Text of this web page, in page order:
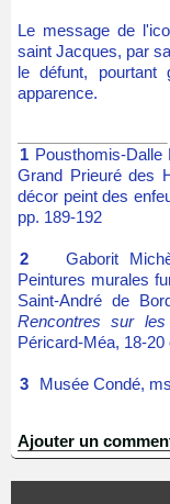
Le message de
saint Jacques, par
le défunt, pourtant
apparence.
1 Pousthomis-Dalle
Grand Prieuré des
décor peint des
pp. 189-192
2 Gaborit
Peintures murales
Saint-André de
Rencontres sur
Péricard-Méa, 18-20
3 Musée Condé,
Ajouter un